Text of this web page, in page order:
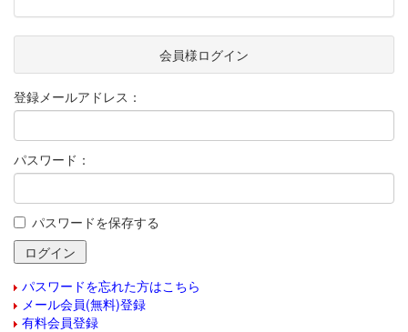
会員様ログイン
登録メールアドレス：
パスワード：
パスワードを保存する
パスワードを忘れた方はこちら
メール会員(無料)登録
有料会員登録